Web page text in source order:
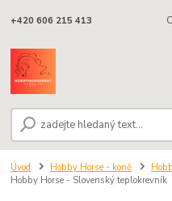
+420 606 215 413
Úvod Hobby Horse - koně
Hobby Horse - Slovenský teplokrevník